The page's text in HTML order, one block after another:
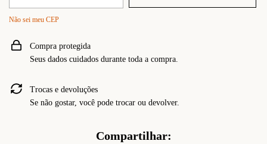
Não sei meu CEP
Compra protegida
Seus dados cuidados durante toda a compra.
Trocas e devoluções
Se não gostar, você pode trocar ou devolver.
Compartilhar: